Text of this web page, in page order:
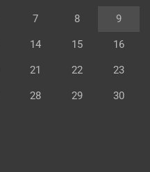
7 8 9
14 15 16
21 22 23
28 29 30